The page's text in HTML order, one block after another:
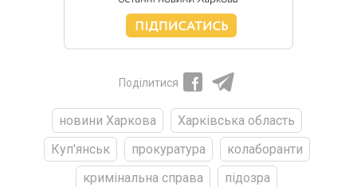
Поділитися
новини Харкова
Харківська область
Куп'янськ
прокуратура
колаборанти
кримінальна справа
підозра